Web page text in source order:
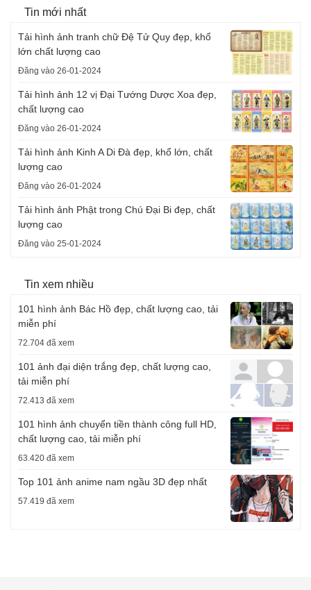
Tin mới nhất
Tải hình ảnh tranh chữ Đệ Tử Quy đẹp, khổ
lớn chất lượng cao
Đăng vào 26-01-2024
Tải hình ảnh 12 vị Đại Tướng Dược Xoa đẹp,
chất lượng cao
Đăng vào 26-01-2024
Tải hình ảnh Kinh A Di Đà đẹp, khổ lớn, chất
lượng cao
Đăng vào 26-01-2024
Tải hình ảnh Phật trong Chú Đại Bi đẹp, chất
lượng cao
Đăng vào 25-01-2024
Tin xem nhiều
101 hình ảnh Bác Hồ đẹp, chất lượng cao, tải
miễn phí
72.704 đã xem
101 ảnh đại diện trắng đẹp, chất lượng cao,
tải miễn phí
72.413 đã xem
101 hình ảnh chuyển tiền thành công full HD,
chất lượng cao, tải miễn phí
63.420 đã xem
Top 101 ảnh anime nam ngầu 3D đẹp nhất
57.419 đã xem